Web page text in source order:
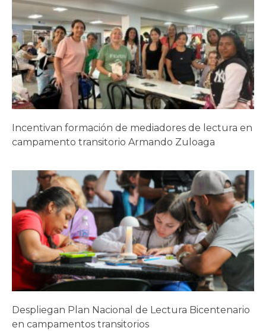
Incentivan formación de mediadores de lectura en
campamento transitorio Armando Zuloaga
Despliegan Plan Nacional de Lectura Bicentenario
en campamentos transitorios